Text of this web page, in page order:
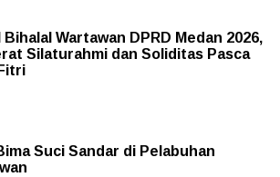
Bihalal Wartawan DPRD Medan 2026,
Silaturahmi dan Soliditas Pasca
Suci Sandar di Pelabuhan